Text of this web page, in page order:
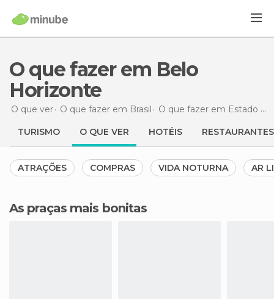
O que fazer em Belo
Horizonte
O que ver O que fazer em Brasil O que fazer em Estado de Minas Gerais
TURISMO O QUE VER HOTÉIS RESTAURANTES
ATRAÇÕES COMPRAS VIDA NOTURNA AR
As praças mais bonitas